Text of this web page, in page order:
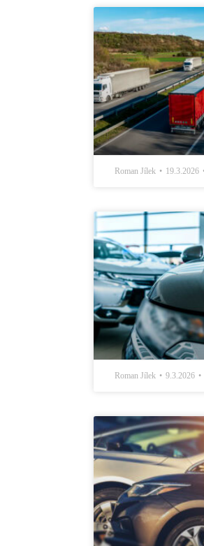
Roman Jílek 19.3.2026
Roman Jílek 9.3.2026